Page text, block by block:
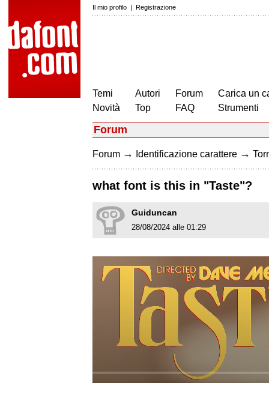
Il mio profilo | Registrazione
Temi
Novità
Autori
Top
Forum
FAQ
Carica un
Strumenti
Forum
Forum → Identificazione carattere →
what font is this in "Taste"?
Guiduncan
28/08/2024 alle 01:29